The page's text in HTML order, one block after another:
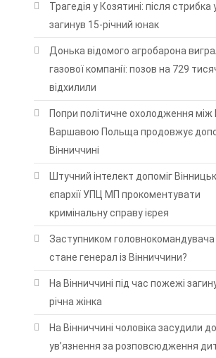
Трагедія у Козятині: після стрибка
загинув 15-річний юнак
Донька відомого агробарона
газової компанії: позов на 729
відхилили
Попри політичне охолодження між
Варшавою Польща продовжує
Вінниччині
Штучний інтелект допоміг
єпархії УПЦ МП прокоментувати
кримінальну справу ієрея
Заступником
стане генерал із Вінниччини?
На Вінниччині під час пожежі
річна жінка
На Вінниччині чоловіка засудили
ув’язнення за розповсюдження